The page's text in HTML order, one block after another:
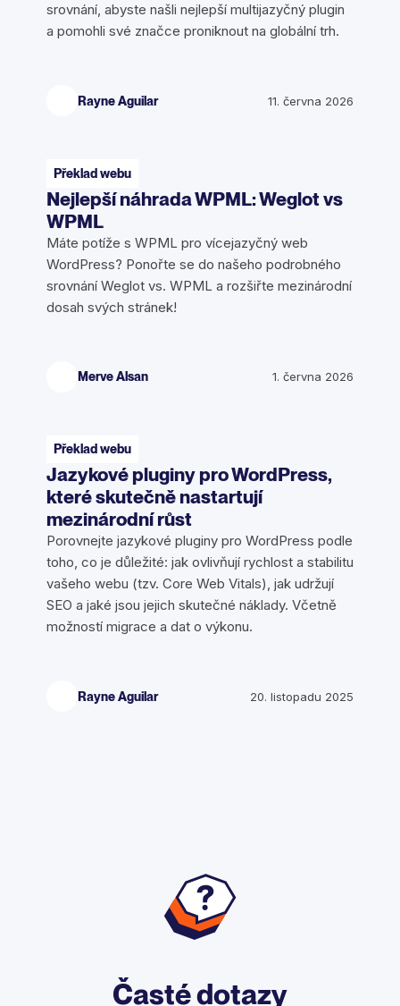
srovnání, abyste našli nejlepší multijazyčný plugin
a pomohli své značce proniknout na globální trh.
Rayne Aguilar 11. června 2026
Překlad webu
Nejlepší náhrada WPML: Weglot vs
WPML
Máte potíže s WPML pro vícejazyčný web
WordPress? Ponořte se do našeho podrobného
srovnání Weglot vs. WPML a rozšiřte mezinárodní
dosah svých stránek!
Merve Alsan 1. června 2026
Překlad webu
Jazykové pluginy pro WordPress,
které skutečně nastartují
mezinárodní růst
Porovnejte jazykové pluginy pro WordPress podle
toho, co je důležité: jak ovlivňují rychlost a stabilitu
vašeho webu (tzv. Core Web Vitals), jak udržují
SEO a jaké jsou jejich skutečné náklady. Včetně
možností migrace a dat o výkonu.
Rayne Aguilar 20. listopadu 2025
Časté dotazy